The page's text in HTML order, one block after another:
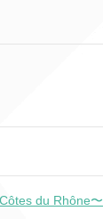
du Rhône〜